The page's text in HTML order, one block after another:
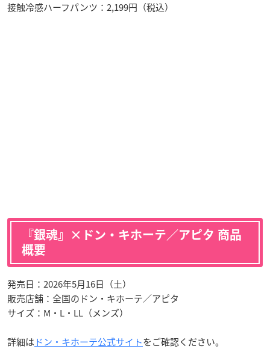
接触冷感ハーフパンツ：2,199円（税込）
『銀魂』×ドン・キホーテ／アピタ 商品
概要
発売日：2026年5月16日（土）
販売店舗：全国のドン・キホーテ／アピタ
サイズ：M・L・LL（メンズ）
詳細は ドン・キホーテ公式サイトをご確認ください。